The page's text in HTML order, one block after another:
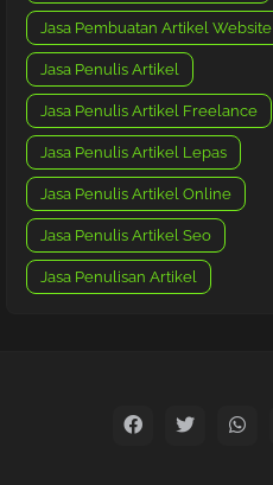
Jasa Pembuatan Artikel Website
Jasa Penulis Artikel
Jasa Penulis Artikel Freelance
Jasa Penulis Artikel Lepas
Jasa Penulis Artikel Online
Jasa Penulis Artikel Seo
Jasa Penulisan Artikel